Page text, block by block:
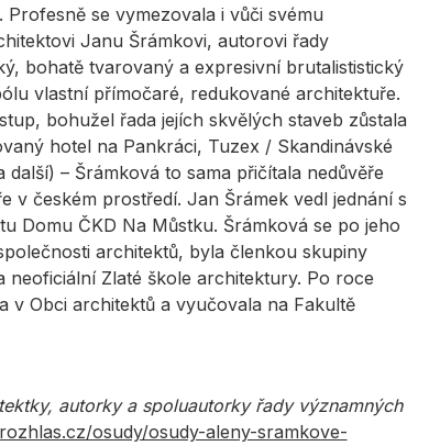
Profesně se vymezovala i vůči svému
Janu Šrámkovi, autorovi řady
bohatě tvarovaný a expresivní brutalististický
vlastní přímočaré, redukované architektuře.
bohužel řada jejích skvělých staveb zůstala
hotel na Pankráci, Tuzex / Skandinávské
– Šrámková to sama přičítala nedůvěře
v českém prostředí. Jan Šrámek vedl jednání s
Domu ČKD Na Můstku. Šrámková se po jeho
architektů, byla členkou skupiny
neoficiální Zlaté škole architektury. Po roce
v Obci architektů a vyučovala na Fakultě
autorky a spoluautorky řady významných
osudy/osudy-aleny-sramkove-